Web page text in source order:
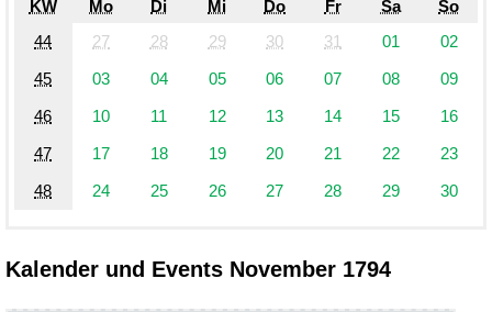
KW Mo Di Mi Do Fr Sa
So
44
27 28 29 30 31 01
02
45
03 04 05 06 07 08
09
46
10 11 12 13 14 15
16
47
17 18 19 20 21 22
23
48
24 25 26 27 28 29 30
Kalender und Events November 1794